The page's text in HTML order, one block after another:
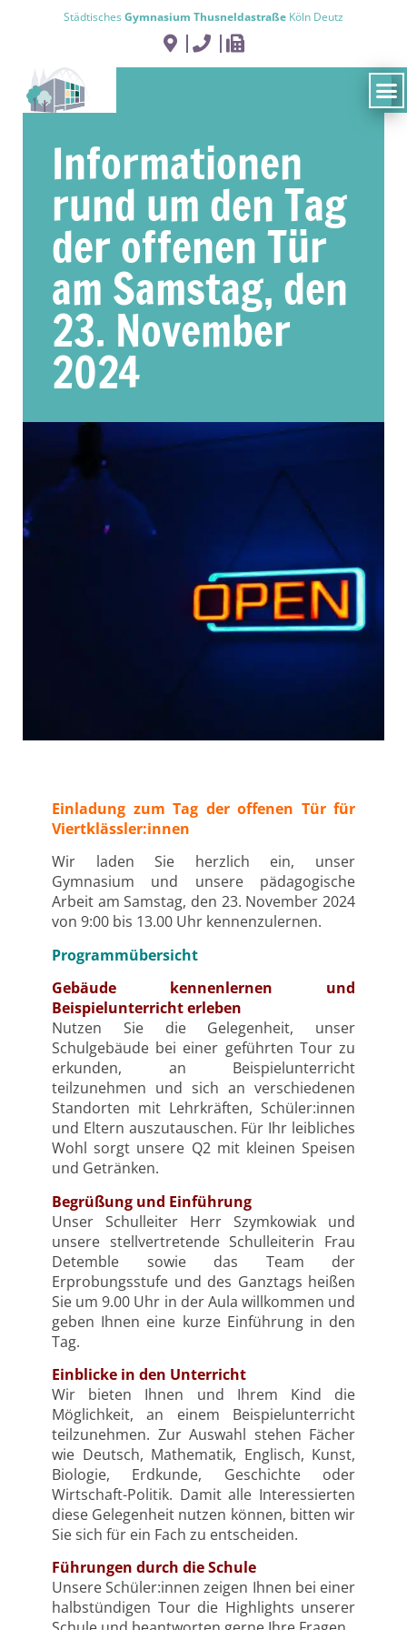
Städtisches Gymnasium Thusneldastraße Köln Deutz
Informationen
rund um den Tag
der offenen Tür
am Samstag, den
23. November
2024
Einladung zum Tag der offenen Tür für
Viertklässler:innen
Wir laden Sie herzlich ein, unser
Gymnasium und unsere pädagogische
Arbeit am Samstag, den 23. November 2024
von 9:00 bis 13.00 Uhr kennenzulernen.
Programmübersicht
Gebäude kennenlernen und
Beispielunterricht erleben
Nutzen Sie die Gelegenheit, unser
Schulgebäude bei einer geführten Tour zu
erkunden, an Beispielunterricht
teilzunehmen und sich an verschiedenen
Standorten mit Lehrkräften, Schüler:innen
und Eltern auszutauschen. Für Ihr leibliches
Wohl sorgt unsere Q2 mit kleinen Speisen
und Getränken.
Begrüßung und Einführung
Unser Schulleiter Herr Szymkowiak und
unsere stellvertretende Schulleiterin Frau
Detemble sowie das Team der
Erprobungsstufe und des Ganztags heißen
Sie um 9.00 Uhr in der Aula willkommen und
geben Ihnen eine kurze Einführung in den
Tag.
Einblicke in den Unterricht
Wir bieten Ihnen und Ihrem Kind die
Möglichkeit, an einem Beispielunterricht
teilzunehmen. Zur Auswahl stehen Fächer
wie Deutsch, Mathematik, Englisch, Kunst,
Biologie, Erdkunde, Geschichte oder
Wirtschaft-Politik. Damit alle Interessierten
diese Gelegenheit nutzen können, bitten wir
Sie sich für ein Fach zu entscheiden.
Führungen durch die Schule
Unsere Schüler:innen zeigen Ihnen bei einer
halbstündigen Tour die Highlights unserer